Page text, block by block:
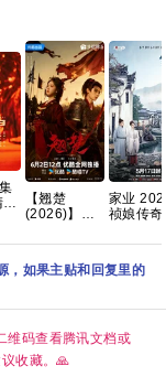
【翘楚
(2026)】】
更新】
【1080P高
码】【国语
集/0.9G】
情 】【主演:
陈都灵 / 周
翊然】
家业
祯娘传奇
杨紫 韩
已更最新
克
，如果主贴和回复里的
维码查看腾讯文档或
收藏。🙏